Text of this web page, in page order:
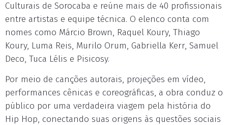
Culturais de Sorocaba e reúne mais de 40 profissionais
entre artistas e equipe técnica. O elenco conta com
nomes como Márcio Brown, Raquel Koury, Thiago
Koury, Luma Reis, Murilo Orum, Gabriella Kerr, Samuel
Deco, Tuca Lélis e Pisicosy.
Por meio de canções autorais, projeções em vídeo,
performances cênicas e coreográficas, a obra conduz o
público por uma verdadeira viagem pela história do
Hip Hop, conectando suas origens às questões sociais